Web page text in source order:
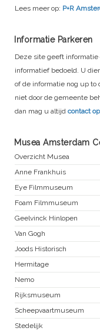
Lees meer op: P+R
Informatie Parkeren
Deze site geeft
informatief bedoeld. U
of de informatie nog up
niet door de gemeente
dan mag u altijd contact
Musea Amsterdam
Overzicht Musea
Anne Frankhuis
Eye Filmmuseum
Foam Filmmuseum
Geelvinck Hinlopen
Van Gogh
Joods Historisch
Hermitage
Nemo
Rijksmuseum
Scheepvaartmuseum
Stedelijk